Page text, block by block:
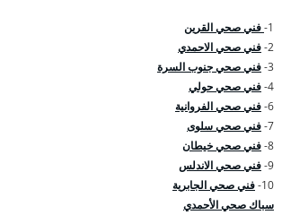
1- فني صحي القرين
2- فني صحي الاحمدي
3- فني صحي جنوب السرة
4- فني صحي حولي
6- فني صحي الفروانية
7- فني صحي سلوى
8- فني صحي خيطان
9- فني صحي الاندلس
10- فني صحي الجابرية
سباك صحي الأحمدي